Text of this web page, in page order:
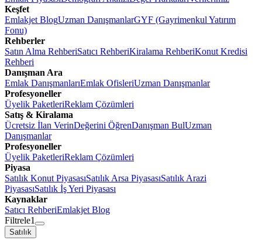
Keşfet
Emlakjet BlogUzman DanışmanlarGYF (Gayrimenkul Yatırım
Fonu)
Rehberler
Satın Alma RehberiSatıcı RehberiKiralama RehberiKonut Kredisi
Rehberi
Danışman Ara
Emlak DanışmanlarıEmlak OfisleriUzman Danışmanlar
Profesyoneller
Üyelik PaketleriReklam Çözümleri
Satış & Kiralama
Ücretsiz İlan VerinDeğerini ÖğrenDanışman BulUzman
Danışmanlar
Profesyoneller
Üyelik PaketleriReklam Çözümleri
Piyasa
Satılık Konut PiyasasıSatılık Arsa PiyasasıSatılık Arazi
PiyasasıSatılık İş Yeri Piyasası
Kaynaklar
Satıcı RehberiEmlakjet Blog
Filtrele1
Satılık